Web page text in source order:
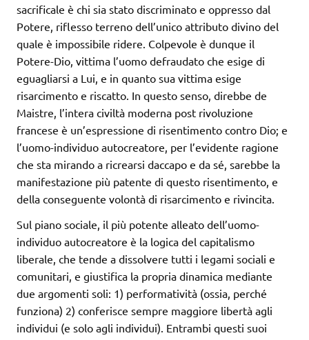
sacrificale è chi sia stato discriminato e oppresso dal
Potere, riflesso terreno dell’unico attributo divino del
quale è impossibile ridere. Colpevole è dunque il
Potere-Dio, vittima l’uomo defraudato che esige di
eguagliarsi a Lui, e in quanto sua vittima esige
risarcimento e riscatto. In questo senso, direbbe de
Maistre, l’intera civiltà moderna post rivoluzione
francese è un’espressione di risentimento contro Dio; e
l’uomo-individuo autocreatore, per l’evidente ragione
che sta mirando a ricrearsi daccapo e da sé, sarebbe la
manifestazione più patente di questo risentimento, e
della conseguente volontà di risarcimento e rivincita.
Sul piano sociale, il più potente alleato dell’uomo-
individuo autocreatore è la logica del capitalismo
liberale, che tende a dissolvere tutti i legami sociali e
comunitari, e giustifica la propria dinamica mediante
due argomenti soli: 1) performatività (ossia, perché
funziona) 2) conferisce sempre maggiore libertà agli
individui (e solo agli individui). Entrambi questi suoi